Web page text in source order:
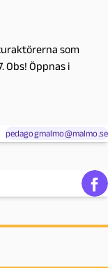
som
Obs! Öppnas i
pedagogmalmo@malmo.se